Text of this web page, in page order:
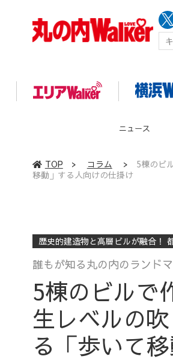
イベント
TOP > コラム >
5棟のビ
移動」する人向けの仕掛け
歴史的建造物と高層ビルが融合！
誰もが知る丸の内のランド
5棟のビルで
生レベルの
る「歩いて